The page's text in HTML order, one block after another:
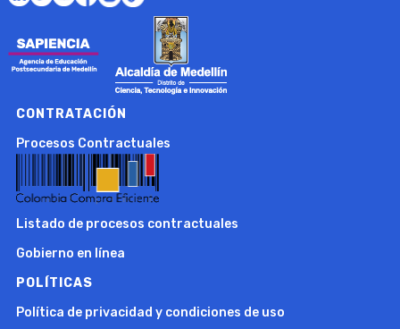
CONTRATACIÓN
Procesos Contractuales
Listado de procesos contractuales
Gobierno en línea
POLÍTICAS
Política de privacidad y condiciones de uso